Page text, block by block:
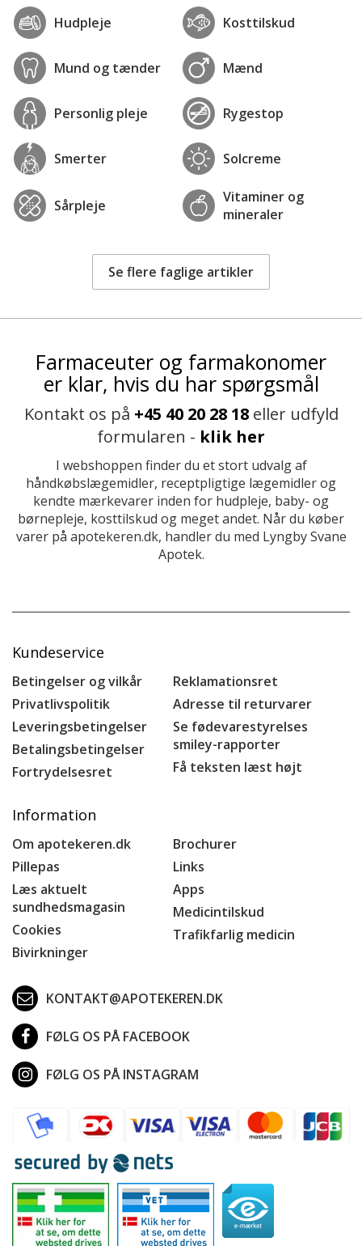
Hudpleje Kosttilskud
Mund og tænder Mænd
Personlig pleje Rygestop
Smerter Solcreme
Sårpleje
Vitaminer og
mineraler
Se flere faglige artikler
Farmaceuter og farmakonomer
er klar, hvis du har spørgsmål
Kontakt os på +45 40 20 28 18eller udfyld
formularen - klik her
I webshoppen finder du et stort udvalg af
håndkøbslægemidler, receptpligtige lægemidler og
kendte mærkevarer inden for hudpleje, baby- og
børnepleje, kosttilskud og meget andet. Når du køber
varer på apotekeren.dk, handler du med Lyngby Svane
Apotek.
Kundeservice
Betingelser og vilkår
Privatlivspolitik
Leveringsbetingelser
Betalingsbetingelser
Fortrydelsesret
Reklamationsret
Adresse til returvarer
Se fødevarestyrelses
smiley-rapporter
Få teksten læst højt
Information
Om apotekeren.dk
Pillepas
Læs aktuelt
sundhedsmagasin
Cookies
Bivirkninger
Brochurer
Links
Apps
Medicintilskud
Trafikfarlig medicin
KONTAKT@APOTEKEREN.DK
FØLG OS PÅ FACEBOOK
FØLG OS PÅ INSTAGRAM